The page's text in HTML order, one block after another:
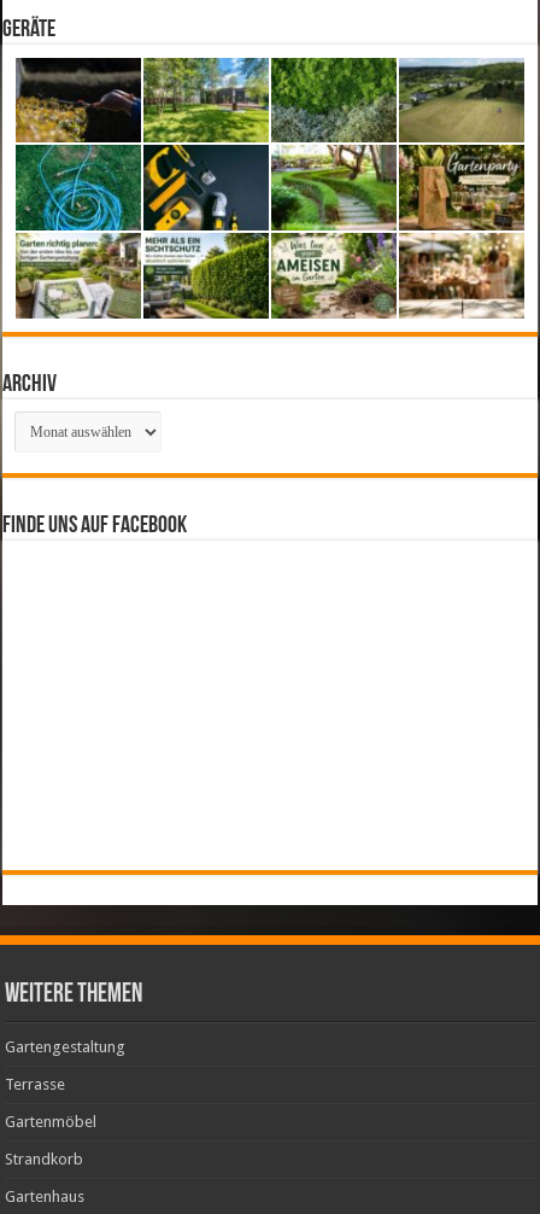
Geräte
Archiv
Archiv
Finde uns auf Facebook
weitere Themen
Gartengestaltung
Terrasse
Gartenmöbel
Strandkorb
Gartenhaus